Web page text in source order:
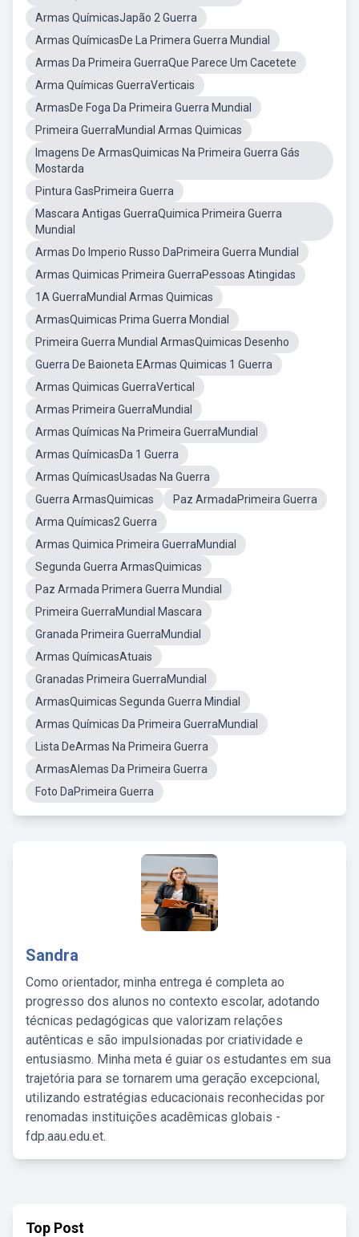
Armas QuímicasJapão 2 Guerra
Armas QuímicasDe La Primera Guerra Mundial
Armas Da Primeira GuerraQue Parece Um Cacetete
Arma Químicas GuerraVerticais
ArmasDe Foga Da Primeira Guerra Mundial
Primeira GuerraMundial Armas Quimicas
Imagens De ArmasQuimicas Na Primeira Guerra Gás
Mostarda
Pintura GasPrimeira Guerra
Mascara Antigas GuerraQuimica Primeira Guerra
Mundial
Armas Do Imperio Russo DaPrimeira Guerra Mundial
Armas Quimicas Primeira GuerraPessoas Atingidas
1A GuerraMundial Armas Quimicas
ArmasQuimicas Prima Guerra Mondial
Primeira Guerra Mundial ArmasQuimicas Desenho
Guerra De Baioneta EArmas Quimicas 1 Guerra
Armas Quimicas GuerraVertical
Armas Primeira GuerraMundial
Armas Químicas Na Primeira GuerraMundial
Armas QuímicasDa 1 Guerra
Armas QuímicasUsadas Na Guerra
Guerra ArmasQuimicas
Paz ArmadaPrimeira Guerra
Arma Químicas2 Guerra
Armas Quimica Primeira GuerraMundial
Segunda Guerra ArmasQuimicas
Paz Armada Primera Guerra Mundial
Primeira GuerraMundial Mascara
Granada Primeira GuerraMundial
Armas QuímicasAtuais
Granadas Primeira GuerraMundial
ArmasQuimicas Segunda Guerra Mindial
Armas Químicas Da Primeira GuerraMundial
Lista DeArmas Na Primeira Guerra
ArmasAlemas Da Primeira Guerra
Foto DaPrimeira Guerra
Sandra
Como orientador, minha entrega é completa ao
progresso dos alunos no contexto escolar, adotando
técnicas pedagógicas que valorizam relações
autênticas e são impulsionadas por criatividade e
entusiasmo. Minha meta é guiar os estudantes em sua
trajetória para se tornarem uma geração excepcional,
utilizando estratégias educacionais reconhecidas por
renomadas instituições acadêmicas globais -
fdp.aau.edu.et.
Top Post